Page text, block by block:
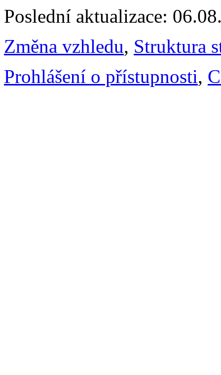
Poslední aktualizace:
Změna vzhledu, Struktura
Prohlášení o přístupnosti,